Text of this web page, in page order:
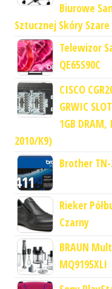
Biurowe
Sztucznej Skóry Szare
Telewizor
QE65S90C
CISCO
GRWIC
1GB DRAM,
2010/K9)
Brother
Rieker
Czarny
BRAUN
MQ9195XLI